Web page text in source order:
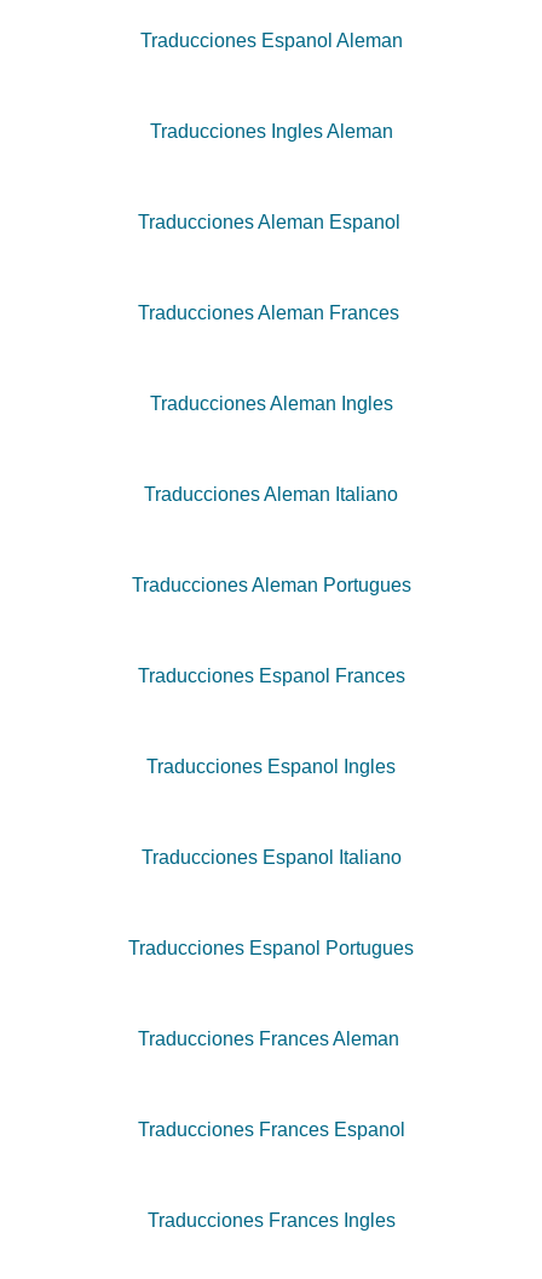
Traducciones Espanol Aleman
Traducciones Ingles Aleman
Traducciones Aleman Espanol
Traducciones Aleman Frances
Traducciones Aleman Ingles
Traducciones Aleman Italiano
Traducciones Aleman Portugues
Traducciones Espanol Frances
Traducciones Espanol Ingles
Traducciones Espanol Italiano
Traducciones Espanol Portugues
Traducciones Frances Aleman
Traducciones Frances Espanol
Traducciones Frances Ingles